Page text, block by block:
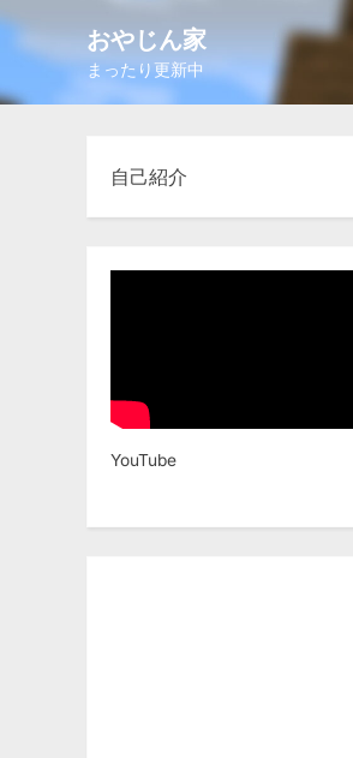
Skip
content
おやじん家
まったり更新中
自己紹介
YouTube